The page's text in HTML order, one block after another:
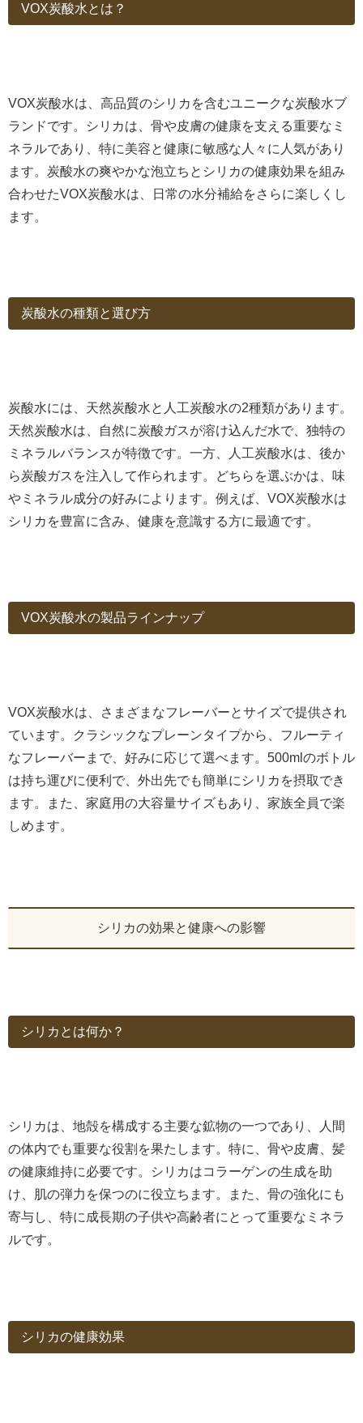
VOX炭酸水とは？
VOX炭酸水は、高品質のシリカを含むユニークな炭酸水ブ
ランドです。シリカは、骨や皮膚の健康を支える重要なミ
ネラルであり、特に美容と健康に敏感な人々に人気があり
ます。炭酸水の爽やかな泡立ちとシリカの健康効果を組み
合わせたVOX炭酸水は、日常の水分補給をさらに楽しくし
ます。
炭酸水の種類と選び方
炭酸水には、天然炭酸水と人工炭酸水の2種類があります。
天然炭酸水は、自然に炭酸ガスが溶け込んだ水で、独特の
ミネラルバランスが特徴です。一方、人工炭酸水は、後か
ら炭酸ガスを注入して作られます。どちらを選ぶかは、味
やミネラル成分の好みによります。例えば、VOX炭酸水は
シリカを豊富に含み、健康を意識する方に最適です。
VOX炭酸水の製品ラインナップ
VOX炭酸水は、さまざまなフレーバーとサイズで提供され
ています。クラシックなプレーンタイプから、フルーティ
なフレーバーまで、好みに応じて選べます。500mlのボトル
は持ち運びに便利で、外出先でも簡単にシリカを摂取でき
ます。また、家庭用の大容量サイズもあり、家族全員で楽
しめます。
シリカの効果と健康への影響
シリカとは何か？
シリカは、地殻を構成する主要な鉱物の一つであり、人間
の体内でも重要な役割を果たします。特に、骨や皮膚、髪
の健康維持に必要です。シリカはコラーゲンの生成を助
け、肌の弾力を保つのに役立ちます。また、骨の強化にも
寄与し、特に成長期の子供や高齢者にとって重要なミネラ
ルです。
シリカの健康効果